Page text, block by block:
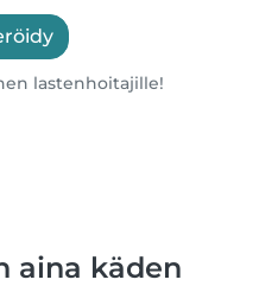
lastenhoitajille!
aina käden